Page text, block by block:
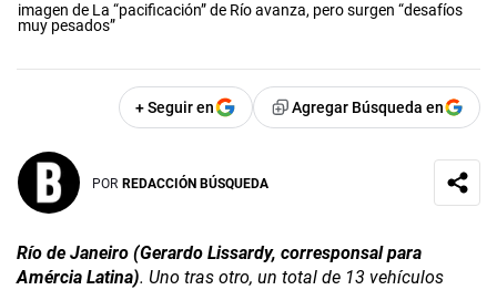
imagen de La “pacificación” de Río avanza, pero surgen “desafíos
muy pesados”
+ Seguir en Agregar Búsqueda en
POR REDACCIÓN BÚSQUEDA
Río de Janeiro (Gerardo Lissardy, corresponsal para
Amércia Latina). Uno tras otro, un total de 13 vehículos